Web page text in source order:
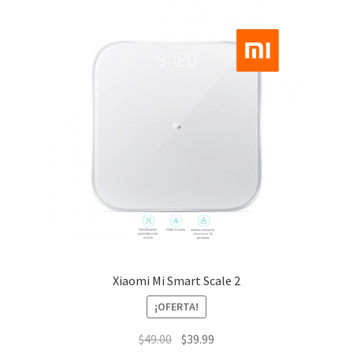
Xiaomi Mi Smart Scale 2
¡OFERTA!
$49.00 El$39.99